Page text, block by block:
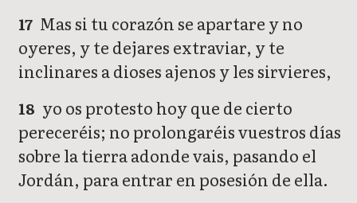
17 Mas si tu corazón se apartare y no
oyeres, y te dejares extraviar, y te
inclinares a dioses ajenos y les sirvieres,
18 yo os protesto hoy que de cierto
pereceréis; no prolongaréis vuestros días
sobre la tierra adonde vais, pasando el
Jordán, para entrar en posesión de ella.